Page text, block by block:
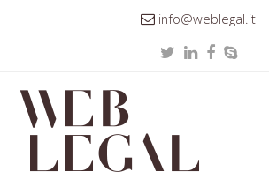
info@weblegal.it
TwitterLinkedIn
Facebook
Skype